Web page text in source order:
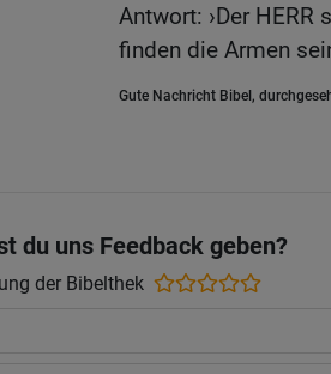
Antwort: ›Der
finden die Armen
Gute Nachricht Bibel,
du uns Feedback geben?
der Bibelthek